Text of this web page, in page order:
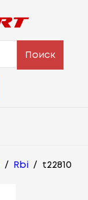
Поиск
/ Rbi / t22810